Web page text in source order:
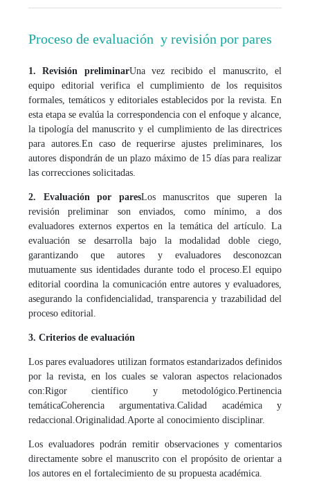
Proceso de evaluación y revisión por pares
1. Revisión preliminarUna vez recibido el manuscrito, el
equipo editorial verifica el cumplimiento de los requisitos
formales, temáticos y editoriales establecidos por la revista. En
esta etapa se evalúa la correspondencia con el enfoque y alcance,
la tipología del manuscrito y el cumplimiento de las directrices
para autores.En caso de requerirse ajustes preliminares, los
autores dispondrán de un plazo máximo de 15 días para realizar
las correcciones solicitadas.
2. Evaluación por paresLos manuscritos que superen la
revisión preliminar son enviados, como mínimo, a dos
evaluadores externos expertos en la temática del artículo. La
evaluación se desarrolla bajo la modalidad doble ciego,
garantizando que autores y evaluadores desconozcan
mutuamente sus identidades durante todo el proceso. El equipo
editorial coordina la comunicación entre autores y evaluadores,
asegurando la confidencialidad, transparencia y trazabilidad del
proceso editorial.
3. Criterios de evaluación
Los pares evaluadores utilizan formatos estandarizados definidos
por la revista, en los cuales se valoran aspectos relacionados
con:Rigor científico y metodológico. Pertinencia
temáticaCoherencia argumentativa.Calidad académica y
redaccional.Originalidad. Aporte al conocimiento disciplinar.
Los evaluadores podrán remitir observaciones y comentarios
directamente sobre el manuscrito con el propósito de orientar a
los autores en el fortalecimiento de su propuesta académica.